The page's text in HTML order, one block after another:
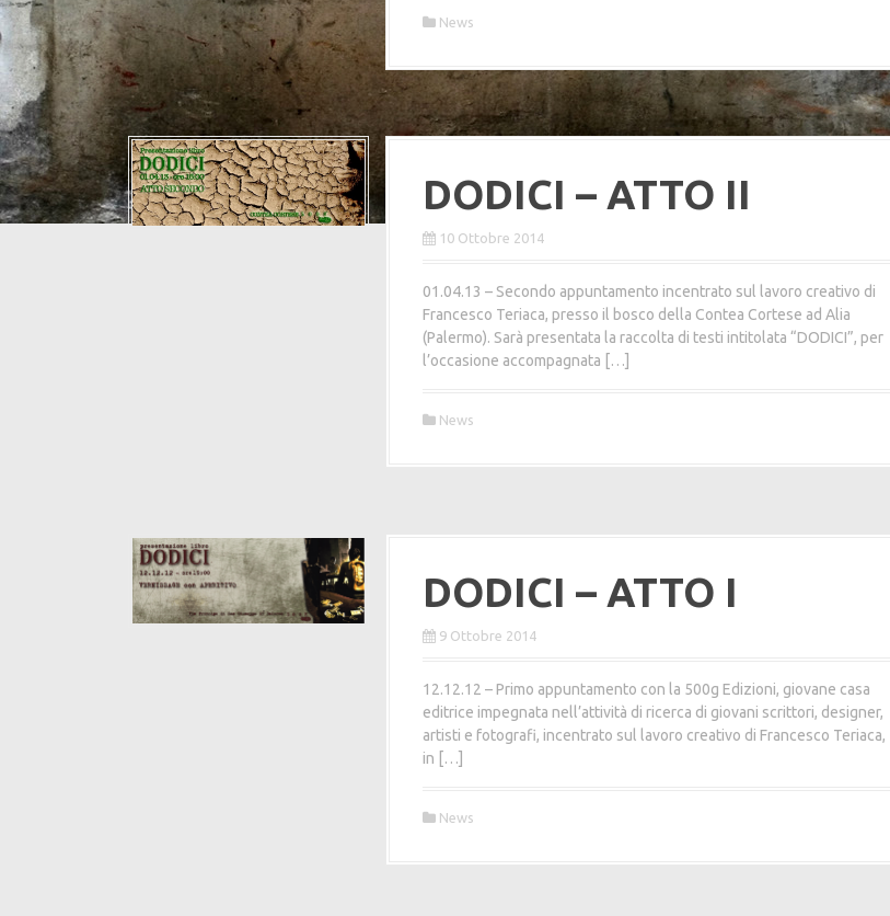
News
DODICI – ATTO II
10 Ottobre 2014
01.04.13 – Secondo appuntamento incentrato sul lavoro creativo di
Francesco Teriaca, presso il bosco della Contea Cortese ad Alia
(Palermo). Sarà presentata la raccolta di testi intitolata “DODICI”, per
l’occasione accompagnata […]
News
DODICI – ATTO I
9 Ottobre 2014
12.12.12 – Primo appuntamento con la 500g Edizioni, giovane casa
editrice impegnata nell’attività di ricerca di giovani scrittori, designer,
artisti e fotografi, incentrato sul lavoro creativo di Francesco Teriaca,
in […]
News